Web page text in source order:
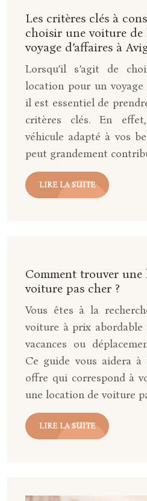
Les critères clés à
choisir une voiture
voyage d’affaires à
Lorsqu’il s’agit de
location pour un voyage
il est essentiel de
critères clés. En
véhicule adapté à vos
peut grandement
LIRE LA SUITE
Comment trouver
voiture pas cher ?
Vous êtes à la
voiture à prix abordable
vacances ou
Ce guide vous aidera
offre qui correspond à
une location de voiture
LIRE LA SUITE